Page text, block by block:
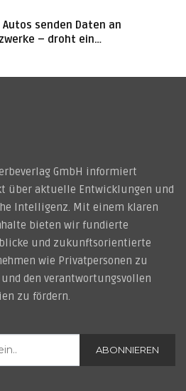
senden Daten an
– droht ein…
GmbH informiert
über aktuelle Entwicklungen und
Intelligenz. Mit einem klaren
bieten wir fundierte
und zukunftsorientierte
wie Privatpersonen zu
den verantwortungsvollen
zu fördern.
ABONNIEREN